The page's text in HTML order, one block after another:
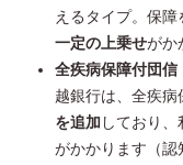
えるタイプ。保
一定の上乗せがか
全疾病保障付団信
越銀行は、全疾病
を追加 しており
がかかります（認